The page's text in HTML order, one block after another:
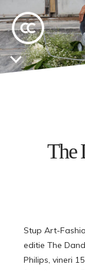
The
Stup Art-
editie The
Philips, vineri